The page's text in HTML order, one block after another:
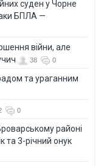
суден у Чорне
БПЛА —
війни, але
38 0
та ураганним
0
районі
та 3-річний онук